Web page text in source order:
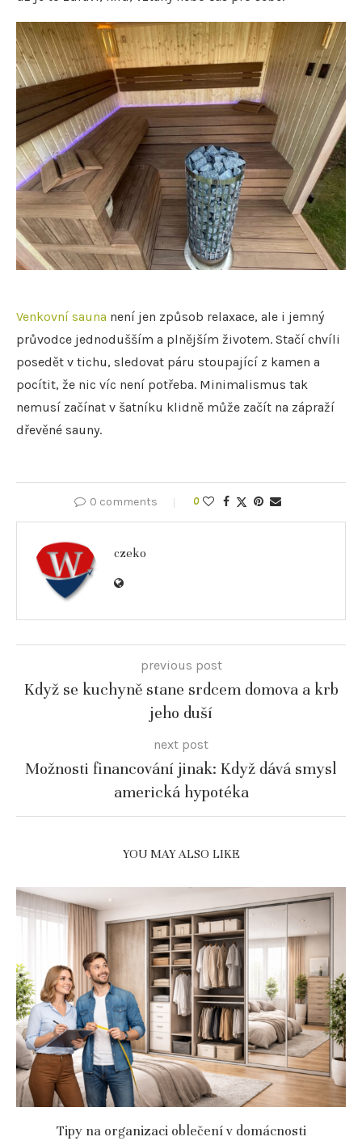
Venkovní sauna není jen způsob relaxace, ale i jemný
průvodce jednodušším a plnějším životem. Stačí chvíli
posedět v tichu, sledovat páru stoupající z kamen a
pocítit, že nic víc není potřeba. Minimalismus tak
nemusí začínat v šatníku klidně může začít na zápraží
dřevěné sauny.
0 comments 0
czeko
previous post
Když se kuchyně stane srdcem domova a krb
jeho duší
next post
Možnosti financování jinak: Když dává smysl
americká hypotéka
YOU MAY ALSO LIKE
Tipy na organizaci oblečení v domácnosti